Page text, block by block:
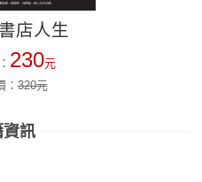
店人生
230元
：320元
資訊